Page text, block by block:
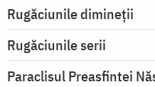
Rugăciunile dimineții
Rugăciunile serii
Paraclisul Preasfintei